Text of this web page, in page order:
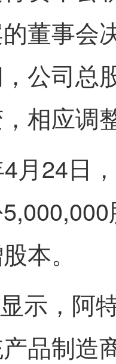
董事会
公司总
相应调
月24日
本。
示，阿
品制造